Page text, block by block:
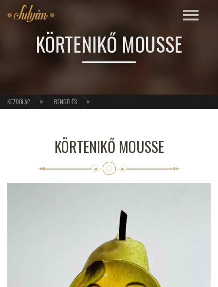
KÖRTENIKŐ MOUSSE
KEZDŐLAP RENDELÉS
KÖRTENIKŐ MOUSSE